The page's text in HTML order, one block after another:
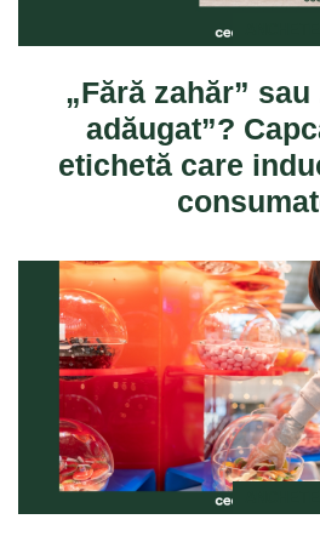
„Fără zahăr”
adăugat”?
etichetă care